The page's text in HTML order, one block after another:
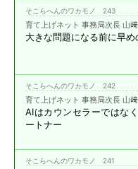
そこらへんのワカモノ 243
育て上げネット 事務局次長 山
大きな問題になる前に早め
そこらへんのワカモノ 242
育て上げネット 事務局次長 山
AIはカウンセラーではな
ートナー
そこらへんのワカモノ 241